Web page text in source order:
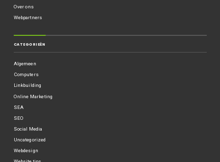
Over ons
Webpartners
CATEGORIEËN
Algemeen
Computers
Linkbuilding
Online Marketing
SEA
SEO
Social Media
Uncategorized
Webdesign